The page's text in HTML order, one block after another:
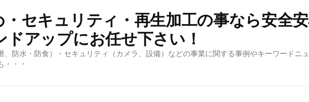
セキュリティ・再生加工の事なら安全
アップにお任せ下さい！
防水・防食）・セキュリティ（カメラ、設備）などの事業に関する事例やキーワードニ
・・・